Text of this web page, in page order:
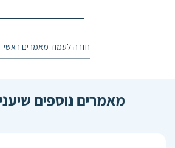
חזרה לעמוד מאמרים ראשי
מאמרים נוספים